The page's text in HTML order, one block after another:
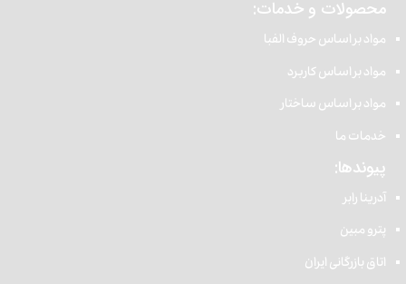
محصولات و خدمات:
مواد بر اساس حروف الفبا
مواد بر اساس کاربرد
مواد بر اساس ساختار
خدمات ما
پیوندها:
آدرینا رابر
پترو مبین
اتاق بازرگانی ایران